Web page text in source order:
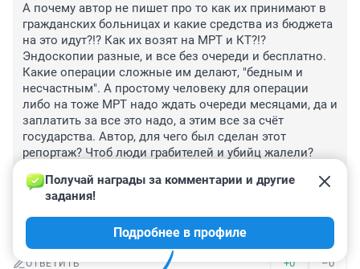
А почему автор не пишет про то как их принимают в
гражданских больницах и какие средства из бюджета
на это идут?!? Как их возят на МРТ и КТ?!?
Эндоскопии разные, и все без очереди и бесплатно.
Какие операции сложные им делают, "бедным и
несчастным". А простому человеку для операции
либо на тоже МРТ надо ждать очереди месяцами, да и
заплатить за все это надо, а этим все за счёт
государства. Автор, для чего был сделан этот
репортаж? Чтоб люди грабителей и убийц жалели?
туда зовёт? Вы лучше про детей пишите которым
действительно нужна медицинская помощь, которые
нуждаются в дорогостоящих лекарствах, глядишь и
поможет кто-нибудь.
ОТВЕТИТЬ +0 –0
Получай награды за комментарии и другие
задания!
Подробнее в профиле